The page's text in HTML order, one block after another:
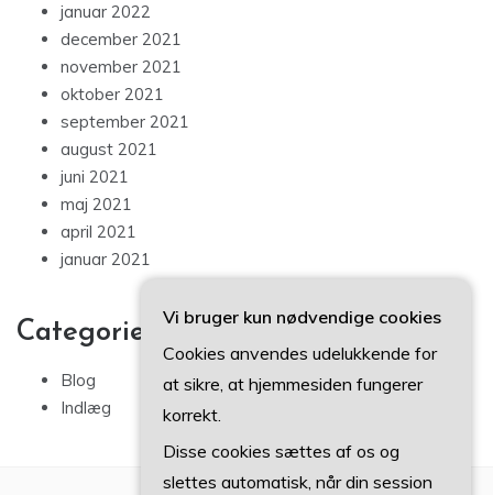
januar 2022
december 2021
november 2021
oktober 2021
september 2021
august 2021
juni 2021
maj 2021
april 2021
januar 2021
Categories
Blog
Indlæg
Vi bruger kun nødvendige cookies
Cookies anvendes udelukkende for
at sikre, at hjemmesiden fungerer
korrekt.
Disse cookies sættes af os og
slettes automatisk, når din session